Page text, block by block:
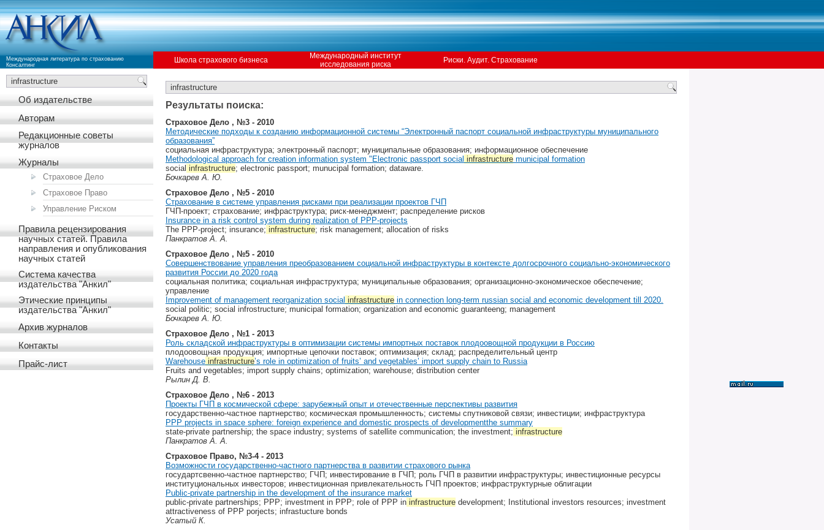
Международная литература по страхованию
Консалтинг
Школа страхового бизнеса
Международный институт
исследования риска
Риски. Аудит. Страхование
Об издательстве
Авторам
Редакционные советы
журналов
Журналы
Страховое Дело
Страховое Право
Управление Риском
Правила рецензирования
научных статей. Правила
направления и опубликования
научных статей
Система качества
издательства "Анкил"
Этические принципы
издательства "Анкил"
Архив журналов
Контакты
Прайс-лист
Результаты поиска:
Страховое Дело , №3 - 2010
Методические подходы к созданию информационной системы “Электронный паспорт социальной инфраструктуры муниципального
образования”
социальная инфраструктура; электронный паспорт; муниципальные образования; информационное обеспечение
Methodological approach for creation information system "Electronic passport social infrastructure municipal formation
social infrastructure; electronic passport; munucipal formation; dataware.
Бочкарев А. Ю.
Страховое Дело , №5 - 2010
Страхование в системе управления рисками при реализации проектов ГЧП
ГЧП-проект; страхование; инфраструктура; риск-менеджмент; распределение рисков
Insurance in a risk control system during realization of PPP-projects
The PPP-project; insurance; infrastructure; risk management; allocation of risks
Панкратов А. А.
Страховое Дело , №5 - 2010
Совершенствование управления преобразованием социальной инфраструктуры в контексте долгосрочного социально-экономического
развития России до 2020 года
социальная политика; социальная инфраструктура; муниципальные образования; организационно-экономическое обеспечение;
управление
Improvement of management reorganization social infrastructure in connection long-term russian social and economic development till 2020.
social politic; social infrostructure; municipal formation; organization and economic guaranteeng; management
Бочкарев А. Ю.
Страховое Дело , №1 - 2013
Роль складской инфраструктуры в оптимизации системы импортных поставок плодоовощной продукции в Россию
плодоовощная продукция; импортные цепочки поставок; оптимизация; склад; распределительный центр
Warehouse infrastructure’s role in optimization of fruits’ and vegetables’ import supply chain to Russia
Fruits and vegetables; import supply chains; optimization; warehouse; distribution center
Рылин Д. В.
Страховое Дело , №6 - 2013
Проекты ГЧП в космической сфере: зарубежный опыт и отечественные перспективы развития
государственно-частное партнерство; космическая промышленность; системы спутниковой связи; инвестиции; инфраструктура
PPP projects in space sphere: foreign experience and domestic prospects of developmentthe summary
state-private partnership; the space industry; systems of satellite communication; the investment; infrastructure
Панкратов А. А.
Страховое Право, №3-4 - 2013
Возможности государственно-частного партнерства в развитии страхового рынка
государтсвенно-частное партнерство; ГЧП; инвестирование в ГЧП; роль ГЧП в развитии инфраструктуры; инвестиционные ресурсы
институциональных инвесторов; инвестиционная привлекательность ГЧП проектов; инфраструктурные облигации
Public-private partnership in the development of the insurance market
public-private partnerships; PPP; investment in PPP; role of PPP in infrastructure development; Institutional investors resources; investment
attractiveness of PPP porjects; infrastucture bonds
Усатый К.